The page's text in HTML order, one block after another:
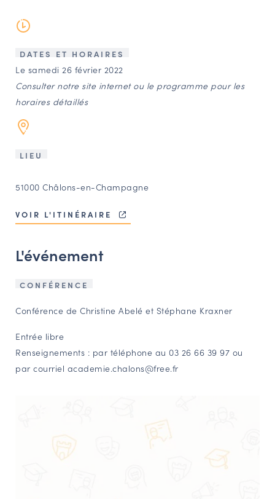
Agenda
Annuaire
Ressources
BOURSE D’ÉCHANGE
CARTES DES NAUDIN
Espace acteurs
NAVIGATION FILTRÉE « ACTEURS »
PORTAIL CULTURE
Comité d'Histoire Régionale
Service Inventaire et Patrimoines de la Région Grand Est
Amateurs d’histoire et de patrimoine
Responsables de structures
DATES ET HORAIRES
Le samedi 26 février 2022
Consulter notre site internet ou le programme pour les
horaires détaillés
LIEU
51000 Châlons-en-Champagne
VOIR L'ITINÉRAIRE
L'événement
CONFÉRENCE
Conférence de Christine Abelé et Stéphane Kraxner
Entrée libre
Renseignements : par téléphone au 03 26 66 39 97 ou
par courriel academie.chalons@free.fr